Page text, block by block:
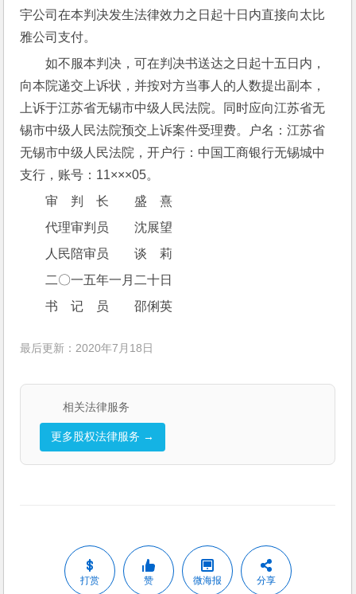
宇公司在本判决发生法律效力之日起十日内直接向太比
雅公司支付。
如不服本判决，可在判决书送达之日起十五日内，
向本院递交上诉状，并按对方当事人的人数提出副本，
上诉于江苏省无锡市中级人民法院。同时应向江苏省无
锡市中级人民法院预交上诉案件受理费。户名：江苏省
无锡市中级人民法院，开户行：中国工商银行无锡城中
支行，账号：11×××05。
审　判　长　　盛　熹
代理审判员　　沈展望
人民陪审员　　谈　莉
二〇一五年一月二十日
书　记　员　　邵俐英
最后更新：2020年7月18日
相关法律服务
更多股权法律服务 →
打赏 赞 微海报 分享